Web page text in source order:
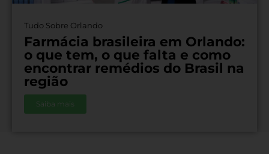
Tudo Sobre Orlando
Farmácia brasileira em Orlando:
o que tem, o que falta e como
encontrar remédios do Brasil na
região
Saiba mais